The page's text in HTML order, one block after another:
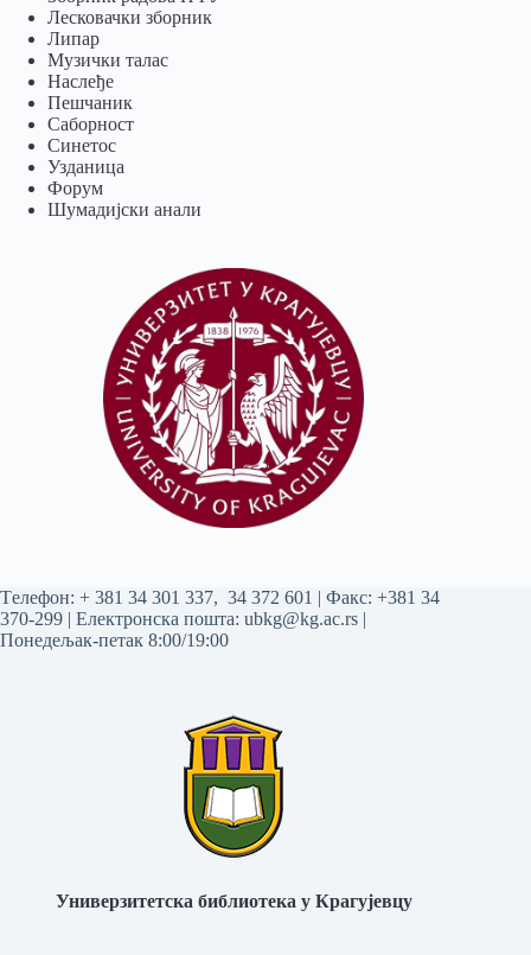
Лесковачки зборник
Липар
Музички талас
Наслеђе
Пешчаник
Саборност
Синетос
Узданица
Форум
Шумадијски анали
Tелефон: + 381 34 301 337, 34 372 601 | Факс: +381 34
370-299 | Електронска пошта: ubkg@kg.ac.rs |
Понедељак-петак 8:00/19:00
Универзитетска библиотека у Крагујевцу